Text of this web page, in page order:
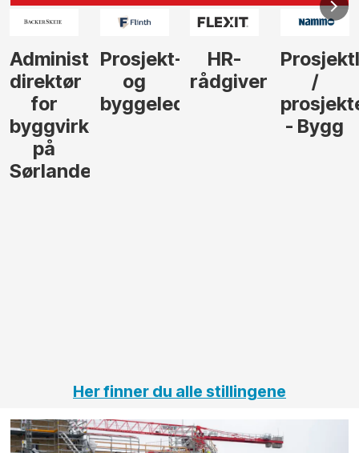
HR-
rådgiver
Prosjektleder
/
prosjekteringsleder
Vi
behøver
elektrofagfolk
Anlegg
søker
Elektro
Her finner du alle stillingene